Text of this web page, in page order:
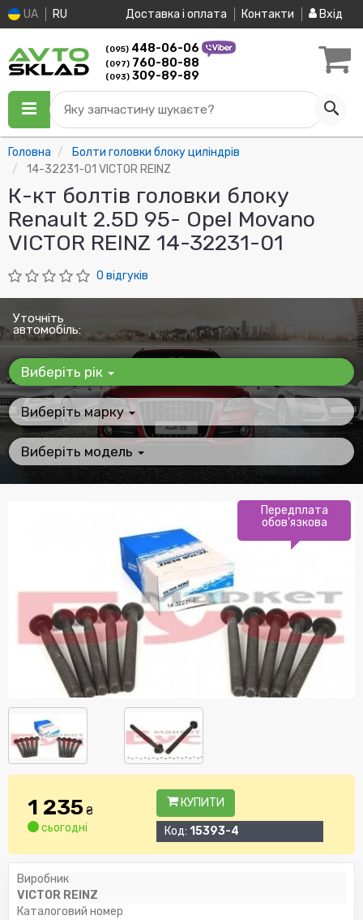
UA RU Доставка і оплата Контакти Вхід
(095) 448-06-06
(097) 760-80-88
(093) 309-89-89
Яку запчастину шукаєте?
Головна
Болти головки блоку циліндрів
14-32231-01 VICTOR REINZ
К-кт болтів головки блоку
Renault 2.5D 95- Opel Movano
VICTOR REINZ 14-32231-01
0 відгуків
Уточніть
автомобіль:
Виберіть рік
Виберіть марку
Виберіть модель
Передплата
обов'язкова
1 235₴
сьогодні
КУПИТИ
Код: 15393-4
Виробник
VICTOR REINZ
Каталоговий номер